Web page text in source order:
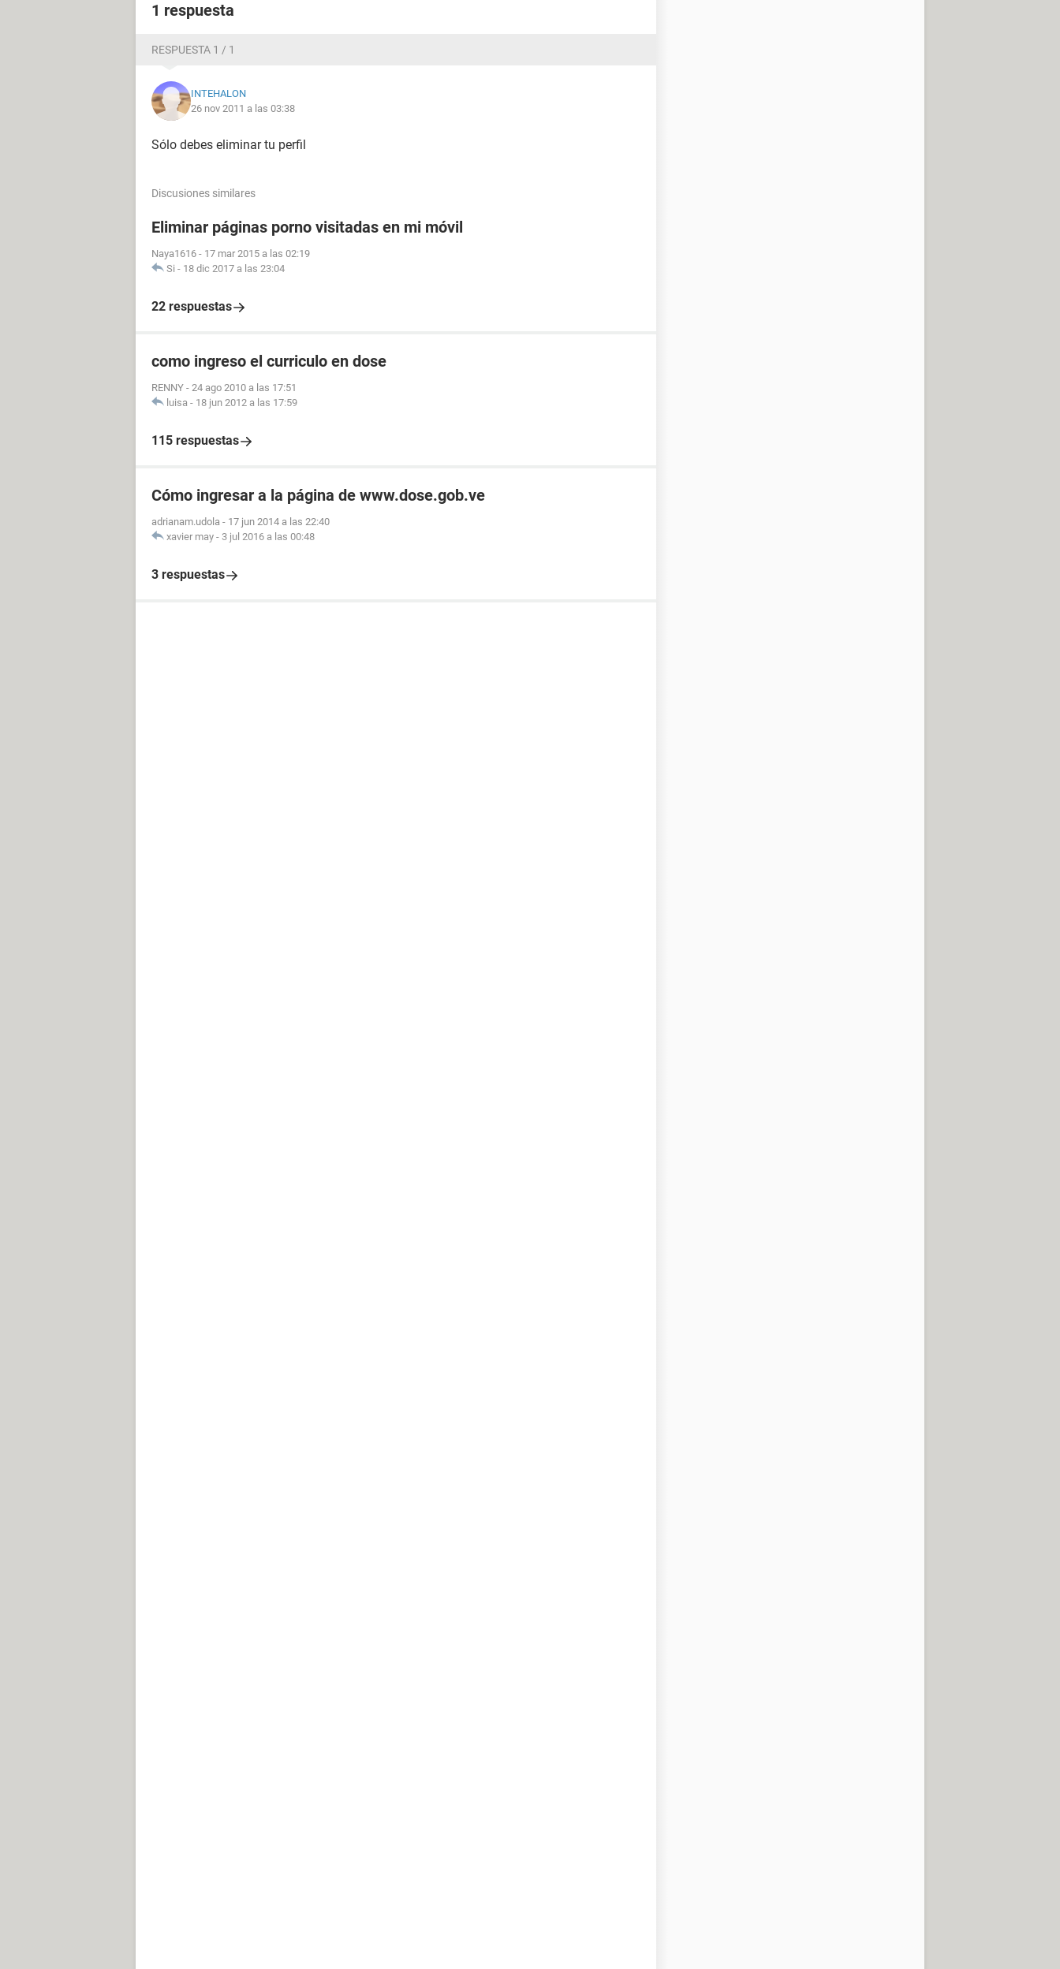
1 respuesta
RESPUESTA 1 / 1
INTEHALON
26 nov 2011 a las 03:38
Sólo debes eliminar tu perfil
Discusiones similares
Eliminar páginas porno visitadas en mi móvil
Naya1616 - 17 mar 2015 a las 02:19
Si - 18 dic 2017 a las 23:04
22 respuestas
como ingreso el curriculo en dose
RENNY - 24 ago 2010 a las 17:51
luisa - 18 jun 2012 a las 17:59
115 respuestas
Cómo ingresar a la página de www.dose.gob.ve
adrianam.udola - 17 jun 2014 a las 22:40
xavier may - 3 jul 2016 a las 00:48
3 respuestas